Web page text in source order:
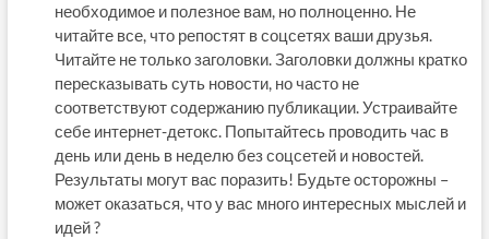
необходимое и полезное вам, но полноценно. Не
читайте все, что репостят в соцсетях ваши друзья.
Читайте не только заголовки. Заголовки должны кратко
пересказывать суть новости, но часто не
соответствуют содержанию публикации. Устраивайте
себе интернет-детокс. Попытайтесь проводить час в
день или день в неделю без соцсетей и новостей.
Результаты могут вас поразить! Будьте осторожны –
может оказаться, что у вас много интересных мыслей и
идей ?